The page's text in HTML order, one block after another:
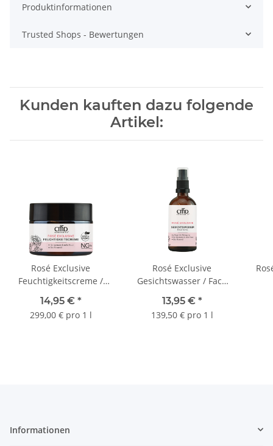
Produktinformationen
Trusted Shops - Bewertungen
Kunden kauften dazu folgende
Artikel:
Rosé Exclusive
Feuchtigkeitscreme /
ml
14,95 € *
299,00 € pro 1 l
Rosé Exclusive
Gesichtswasser / Face
13,95 € *
139,50 € pro 1 l
Informationen